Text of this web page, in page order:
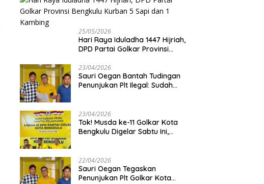
25/05/2026
Hari Raya Iduladha 1447 Hijriah,
DPD Partai Golkar Provinsi
Kambing
23/04/2026
Sauri Oegan Bantah Tudingan
Penunjukan Plt Ilegal: Sudah
23/04/2026
‎Tok! Musda ke-11 Golkar Kota
Bengkulu Digelar Sabtu Ini,
22/04/2026
Sauri Oegan Tegaskan
Penunjukan Plt Golkar Kota